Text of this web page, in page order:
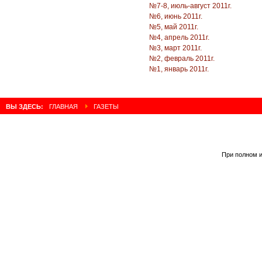
№7-8, июль-август 2011г.
№6, июнь 2011г.
№5, май 2011г.
№4, апрель 2011г.
№3, март 2011г.
№2, февраль 2011г.
№1, январь 2011г.
ВЫ ЗДЕСЬ: ГЛАВНАЯ ГАЗЕТЫ
При полном